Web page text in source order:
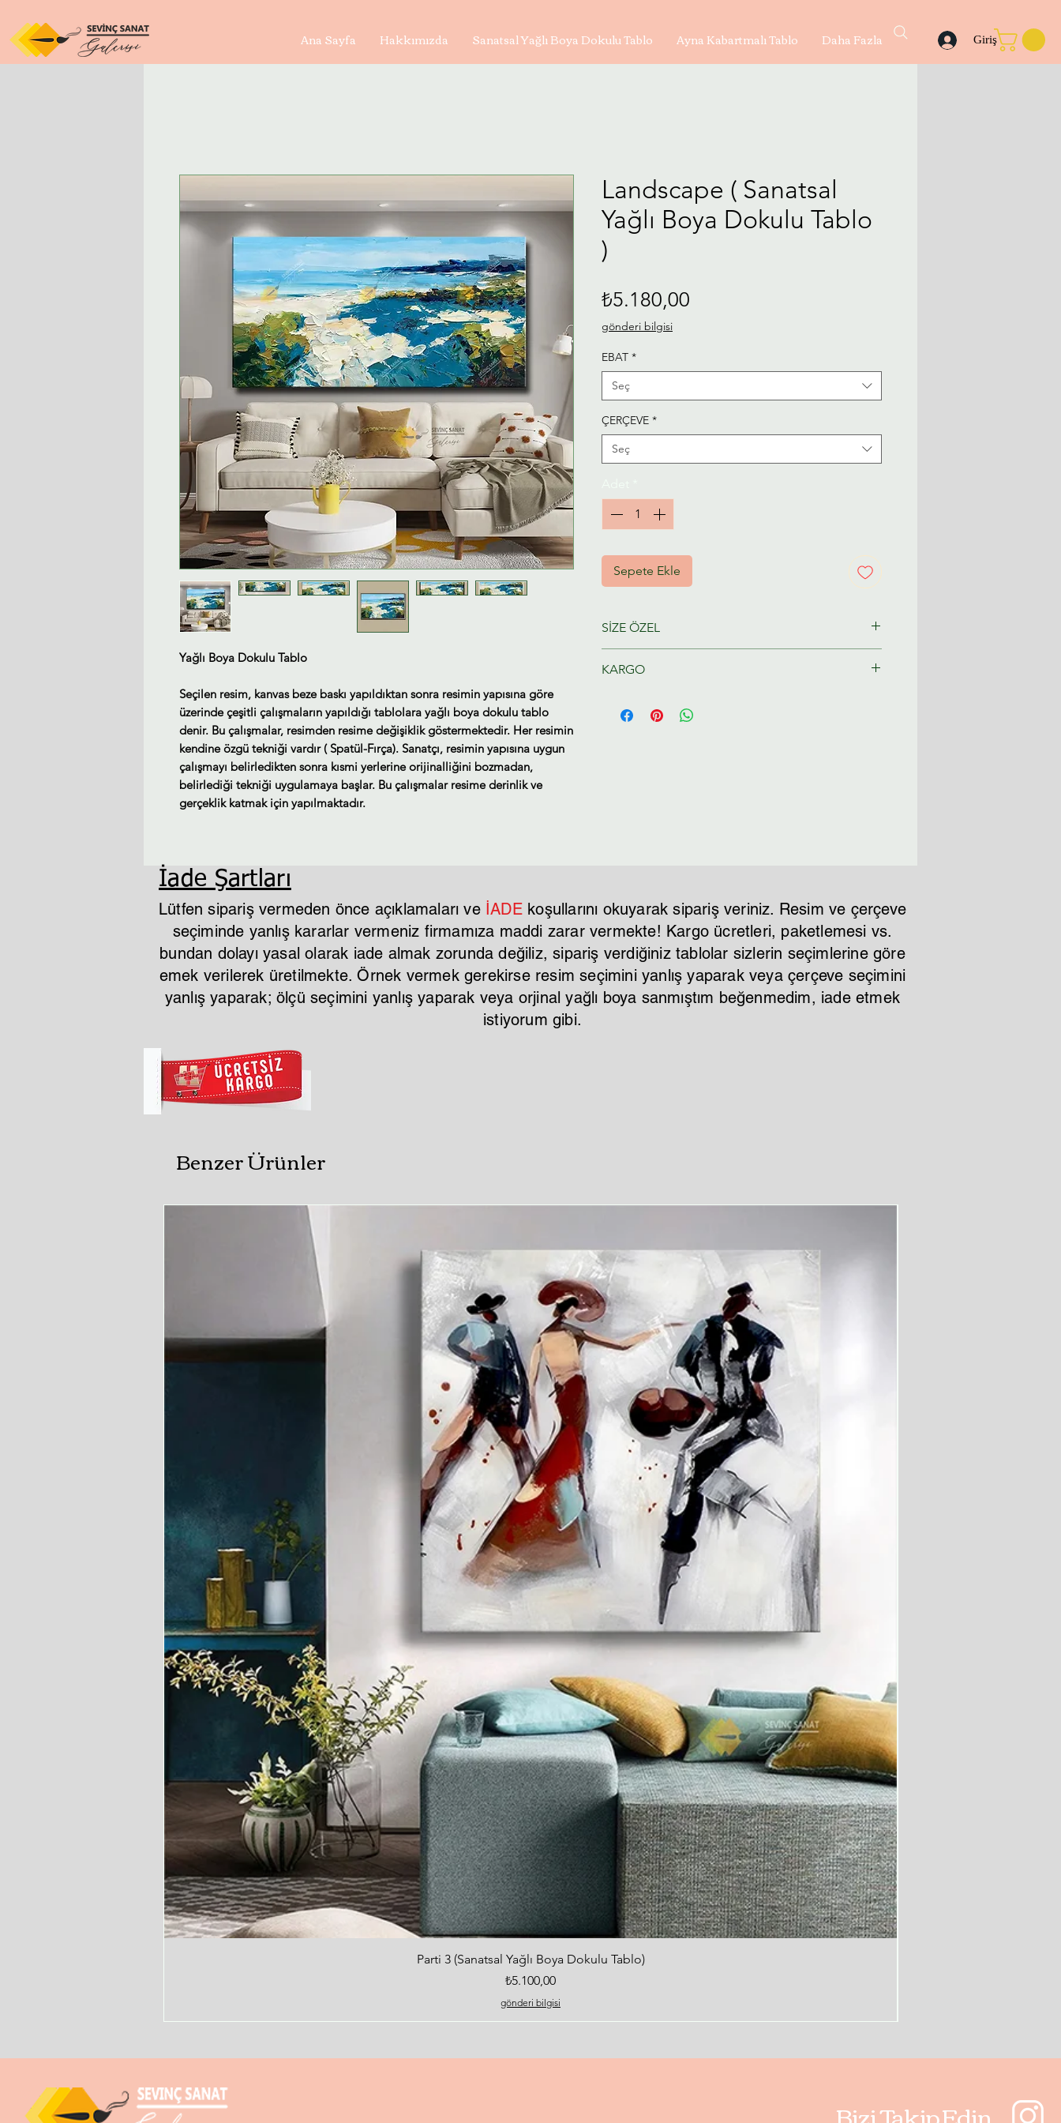
Ana Sayfa Hakkımızda Sanatsal Yağlı Boya Dokulu Tablo Ayna Kabartmalı Tablo Daha Fazla Giriş
Yağlı Boya Dokulu Tablo
Seçilen resim, kanvas beze baskı yapıldıktan sonra resimin yapısına göre
üzerinde çeşitli çalışmaların yapıldığı tablolara yağlı boya dokulu tablo
denir. Bu çalışmalar, resimden resime değişiklik göstermektedir. Her resimin
kendine özgü tekniği vardır ( Spatül-Fırça). Sanatçı, resimin yapısına uygun
çalışmayı belirledikten sonra kısmi yerlerine orijinalliğini bozmadan,
belirlediği tekniği uygulamaya başlar. Bu çalışmalar resime derinlik ve
gerçeklik katmak için yapılmaktadır.
Landscape ( Sanatsal
Yağlı Boya Dokulu Tablo
)
₺5.180,00
gönderi bilgisi
EBAT *
Seç
ÇERÇEVE *
Seç
Sepete Ekle
SİZE ÖZEL
hazırlanacaktır.
KARGO
İade Şartları
Lütfen sipariş vermeden önce açıklamaları ve İADEkoşullarını okuyarak sipariş veriniz. Resim ve çerçeve
seçiminde yanlış kararlar vermeniz firmamıza maddi zarar vermekte! Kargo ücretleri, paketlemesi vs.
bundan dolayı yasal olarak iade almak zorunda değiliz, sipariş verdiğiniz tablolar sizlerin seçimlerine göre
emek verilerek üretilmekte. Örnek vermek gerekirse resim seçimini yanlış yaparak veya çerçeve seçimini
yanlış yaparak; ölçü seçimini yanlış yaparak veya orjinal yağlı boya sanmıştım beğenmedim, iade etmek
istiyorum gibi.
Benzer Ürünler
Hızlı Bakış
Parti 3 (Sanatsal Yağlı Boya Dokulu Tablo)
Fiyat
₺5.100,00
gönderi bilgisi